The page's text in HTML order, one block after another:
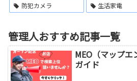
防犯カメラ
生活家電
管理人おすすめ記事一覧
MEO（マップ
ガイド